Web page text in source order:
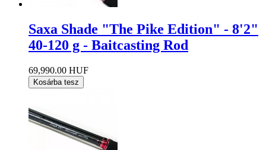
Saxa Shade "The Pike Edition" - 8'2"
40-120 g - Baitcasting Rod
69,990.00 HUF
Kosárba tesz